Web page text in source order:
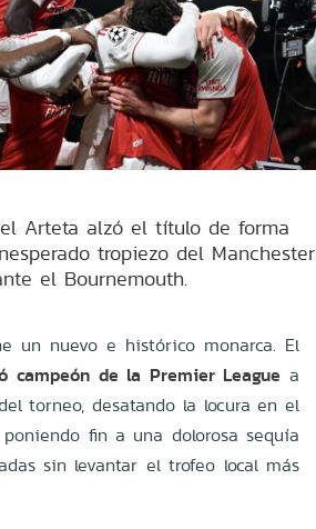
Arteta alzó el título de forma
tropiezo del Manchester
el Bournemouth.
un nuevo e histórico monarca. El
campeón de la Premier League a
torneo, desatando la locura en el
fin a una dolorosa sequía
sin levantar el trofeo local más